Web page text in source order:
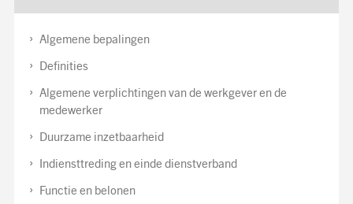
Algemene bepalingen
Definities
Algemene verplichtingen van de werkgever en de
medewerker
Duurzame inzetbaarheid
Indiensttreding en einde dienstverband
Functie en belonen